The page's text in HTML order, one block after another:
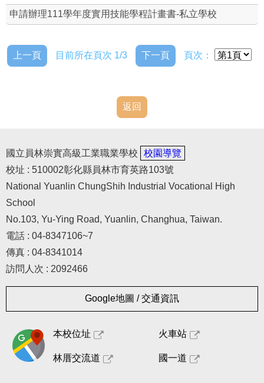
申請辦理111學年度實用技能學程計畫書-私立學校
上一頁 目前所在頁次 1/3 下一頁 頁次：
返回
國立員林崇實高級工業職業學校
校園導覽
校址 : 510002彰化縣員林市育英路103號
National Yuanlin ChungShih Industrial Vocational High
School
No.103, Yu-Ying Road, Yuanlin, Changhua, Taiwan.
電話 : 04-8347106~7
傳真 : 04-8341014
訪問人次 : 2092466
Google地圖 / 交通資訊
本校位址 火車站
林厝交流道 國一道